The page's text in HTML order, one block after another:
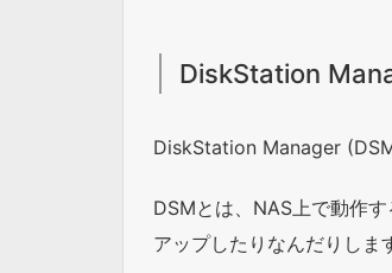
DiskStation
DiskStation Manager
DSMとは、NAS上で動作
アップしたりなんだりしま